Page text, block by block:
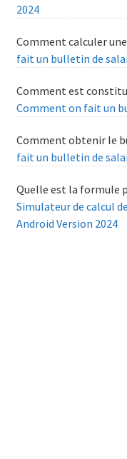
2024
Comment calculer
fait un bulletin de
Comment est
Comment on fait un
Comment obtenir le
fait un bulletin de
Quelle est la formule
Simulateur de calcul
Android Version 2024